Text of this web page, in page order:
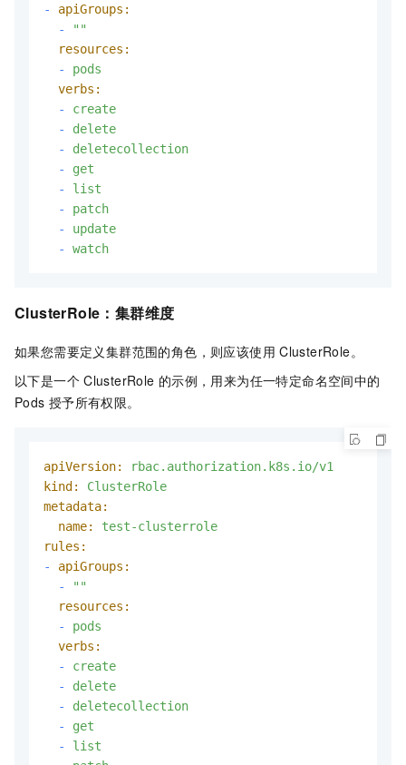
-
apiGroups:
-
""
resources:
-
pods
verbs:
-
create
-
delete
-
deletecollection
-
get
-
list
-
patch
-
update
-
watch
ClusterRole：集群维度
如果您需要定义集群范围的角色，则应该使用 ClusterRole。
以下是一个 ClusterRole 的示例，用来为任一特定命名空间中的
Pods 授予所有权限。
apiVersion:
rbac.authorization.k8s.io/v1
kind:
ClusterRole
metadata:
name:
test-clusterrole
rules:
-
apiGroups:
-
""
resources:
-
pods
verbs:
-
create
-
delete
-
deletecollection
-
get
-
list